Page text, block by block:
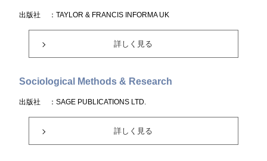
出版社 ：TAYLOR & FRANCIS INFORMA UK
詳しく見る
Sociological Methods & Research
出版社 ：SAGE PUBLICATIONS LTD.
詳しく見る